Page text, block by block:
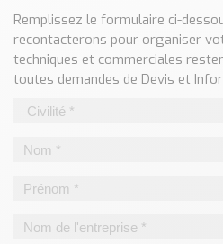
Classé par marque
ENDRESS+HAUSER
SICK
SCHMERSAL
IDEM SAFETY
Téléchargement (Logiciels,
Remplissez le formulaire ci-
recontacterons pour organiser
techniques et commerciales
toutes demandes de Devis et